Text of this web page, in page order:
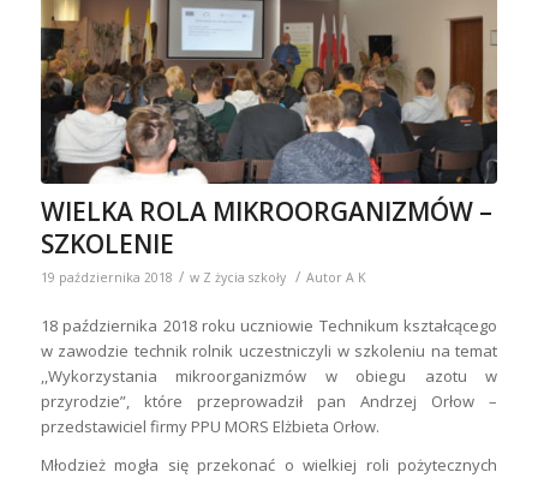
WIELKA ROLA MIKROORGANIZMÓW –
SZKOLENIE
19 października 2018 / w Z życia szkoły / Autor A K
18 października 2018 roku uczniowie Technikum kształcącego
w zawodzie technik rolnik uczestniczyli w szkoleniu na temat
,,Wykorzystania mikroorganizmów w obiegu azotu w
przyrodzie”, które przeprowadził pan Andrzej Orłow –
przedstawiciel firmy PPU MORS Elżbieta Orłow.
Młodzież mogła się przekonać o wielkiej roli pożytecznych